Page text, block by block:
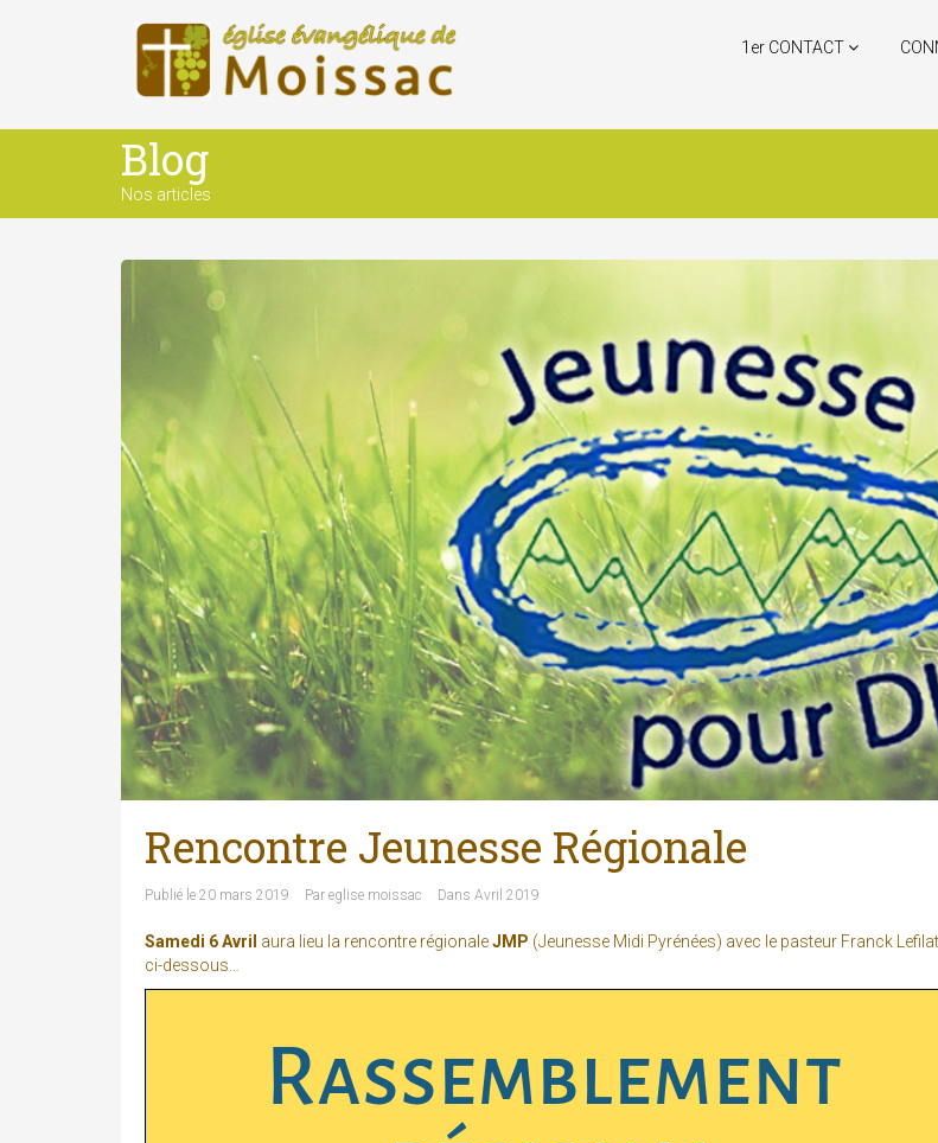
1er CONTACT
Blog
Nos articles
Rencontre Jeunesse Régionale
Publié le 20 mars 2019 Par eglise moissac Dans Avril 2019
Samedi 6 Avril aura lieu la rencontre régionaleJMP (Jeunesse Midi Pyrénées) avec le pasteur Franck
ci-dessous…